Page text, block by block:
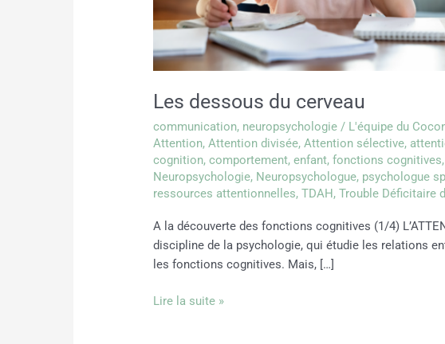
Les dessous du cerveau
communication, neuropsychologie / L'équipe du
Attention,Attention divisée,Attention sélective,
cognition,comportement,enfant,fonctions cognitives,
Neuropsychologie, Neuropsychologue, psychologue
ressources attentionnelles,TDAH,Trouble Déficitaire
A la découverte des fonctions cognitives (1/4)
discipline de la psychologie, qui étudie les relations
les fonctions cognitives. Mais, […]
Lire la suite »